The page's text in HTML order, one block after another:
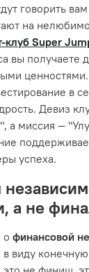
говорить
на
клуб Super
вы получаете
в
Девиз
а миссия —
успеха.
а не
о финансовой
виду